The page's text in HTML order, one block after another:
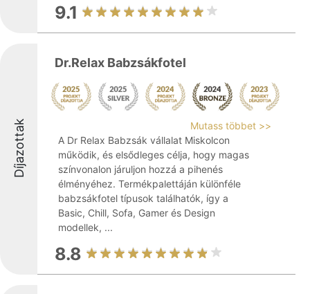
9.1
Díjazottak
Dr.Relax Babzsákfotel
Mutass többet >>
A Dr Relax Babzsák vállalat Miskolcon
működik, és elsődleges célja, hogy magas
színvonalon járuljon hozzá a pihenés
élményéhez. Termékpalettáján különféle
babzsákfotel típusok találhatók, így a
Basic, Chill, Sofa, Gamer és Design
modellek, ...
8.8